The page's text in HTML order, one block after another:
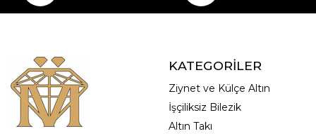
KATEGORİLER
Ziynet ve Külçe Altın
İşçiliksiz Bilezik
Altın Takı